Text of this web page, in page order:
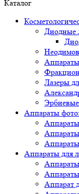
Каталог
Диодные
Лазеры
Аппараты
Аппараты для
Аппарат